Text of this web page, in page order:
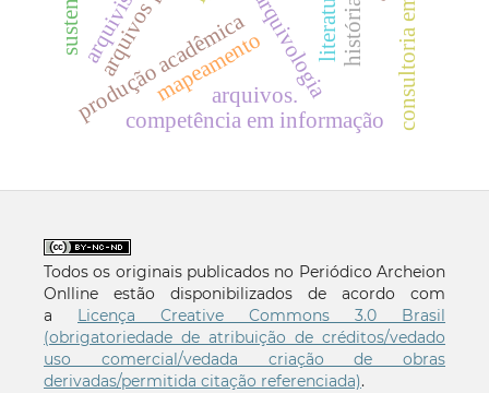
produção acadêmica
mapeamento
literatura
competência em informação
arquivos.
história
Todos os originais publicados no Periódico Archeion
Onlline estão disponibilizados de acordo com
a Licença Creative Commons 3.0 Brasil
(obrigatoriedade de atribuição de créditos/vedado
uso comercial/vedada criação de obras
derivadas/permitida citação referenciada).